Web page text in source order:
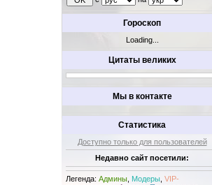
Гороскоп
Loading...
Цитаты великих
Мы в контакте
Статистика
Доступно только для пользователей
Недавно сайт посетили:
Легенда: Админы Модеры VIP-